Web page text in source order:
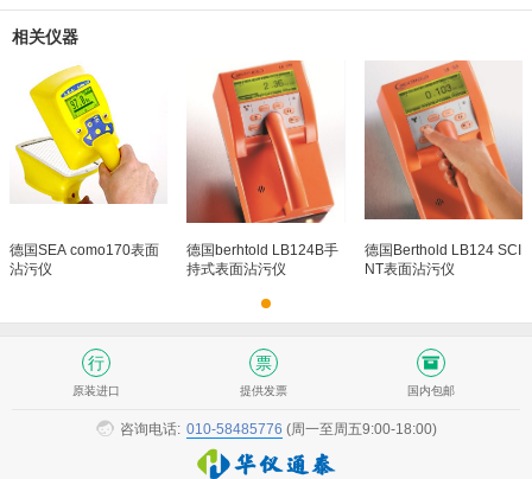
相关仪器
德国SEA como170表面
沾污仪
德国berhtold LB124B手
持式表面沾污仪
德国Berthold LB124 SCI
NT表面沾污仪
原装进口 提供发票 国内包邮
咨询电话: 010-58485776 (周一至周五9:00-18:00)